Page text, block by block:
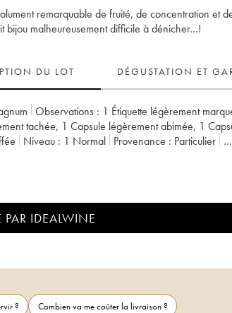
remarquable de fruité, de concentration et
bijou malheureusement difficile à dénicher…!
DU LOT DÉGUSTATION ET
Observations : 1 Étiquette légèrement
tachée, 1 Capsule légèrement abimée, 1
Niveau : 1 Normal Provenance : particulier
:
PAR IDEALWINE
?
Combien va me coûter la livraison ?